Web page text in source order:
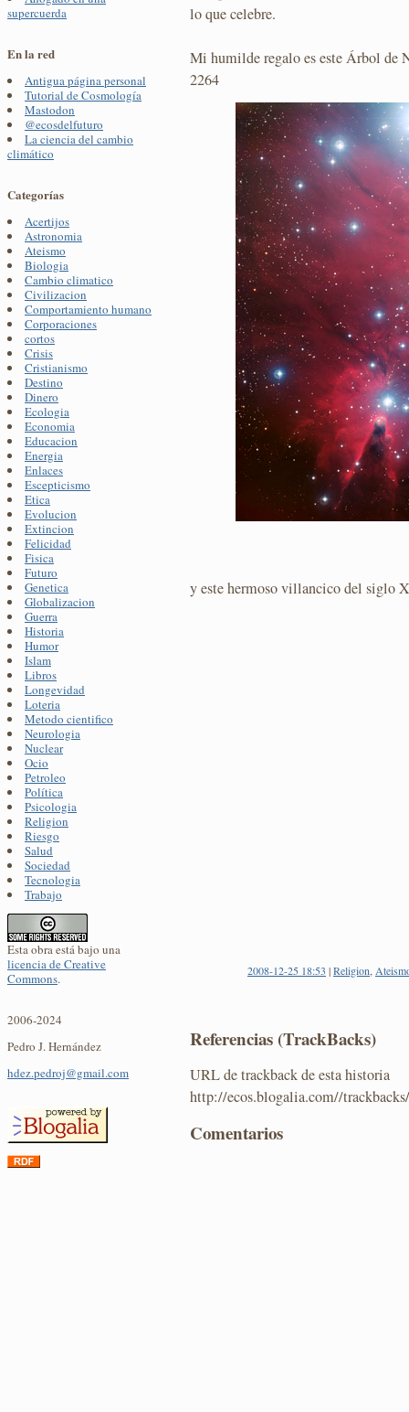
supercuerda
En la red
Antigua página personal
Tutorial de Cosmología
Mastodon
@ecosdelfuturo
La ciencia del cambio
climático
Categorías
Acertijos
Astronomia
Ateismo
Biologia
Cambio climatico
Civilizacion
Comportamiento humano
Corporaciones
cortos
Crisis
Cristianismo
Destino
Dinero
Ecologia
Economia
Educacion
Energia
Enlaces
Escepticismo
Etica
Evolucion
Extincion
Felicidad
Fisica
Futuro
Genetica
Globalizacion
Guerra
Historia
Humor
Islam
Libros
Longevidad
Loteria
Metodo cientifico
Neurologia
Nuclear
Ocio
Petroleo
Política
Psicologia
Religion
Riesgo
Salud
Sociedad
Tecnologia
Trabajo
Esta obra está bajo una
licencia de Creative
Commons.
2006-2024
Pedro J. Hernández
hdez.pedroj@gmail.com
lo que celebre.
Mi humilde regalo es este Árbol de
2264
y este hermoso villancico del siglo
2008-12-25 18:53 |Religion
Referencias (TrackBacks)
URL de trackback de esta historia
http://ecos.blogalia.com//
Comentarios